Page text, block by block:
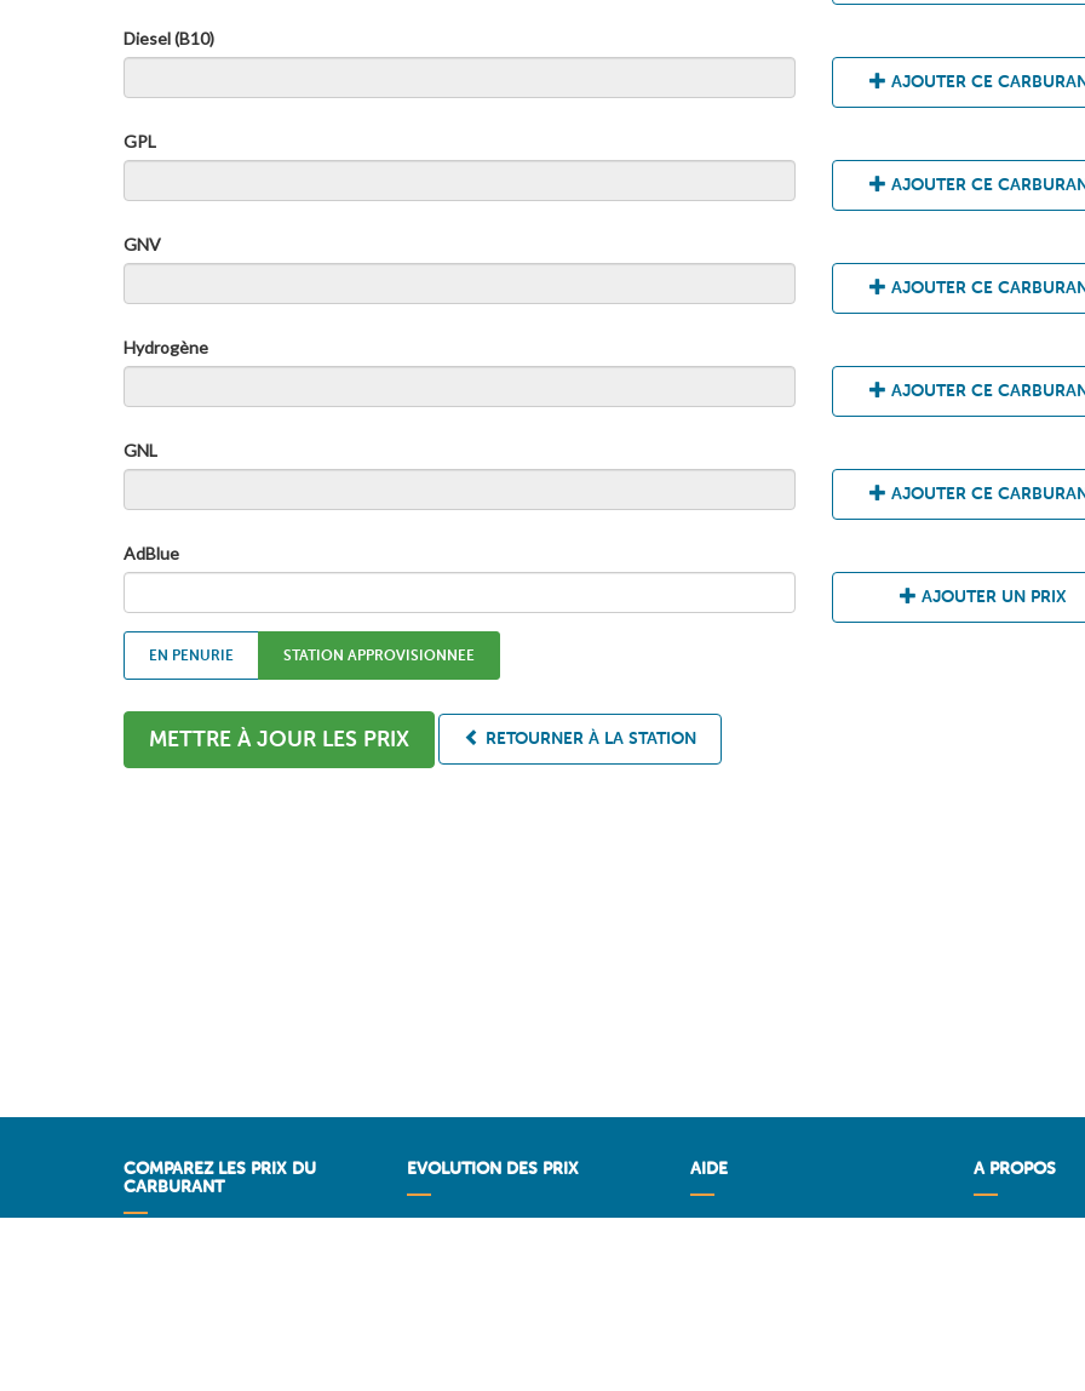
Diesel (B10)
AJOUTER CE
GPL
AJOUTER CE
GNV
AJOUTER CE
Hydrogène
AJOUTER CE
GNL
AJOUTER CE
AdBlue
AJOUTER UN PRIX
EN PENURIE STATION APPROVISIONNEE
METTRE À JOUR LES PRIX RETOURNER À LA STATION
COMPAREZ LES PRIX DU
CARBURANT
EVOLUTION DES PRIX AIDE A PROPOS